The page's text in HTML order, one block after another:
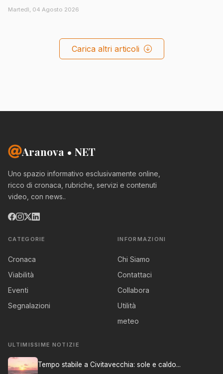
Martedì, 04 Agosto 2026
Carica altri articoli
Aranova • NET
Uno spazio informativo esclusivamente online,
ricco di cronaca, rubriche, servizi e contenuti
video, con news..
CATEGORIE
Cronaca
Viabilità
Eventi
Segnalazioni
INFORMAZIONI
Chi Siamo
Contattaci
Collabora
Utilità
meteo
ULTIMISSIME NOTIZIE
Tempo stabile a Civitavecchia: sole e caldo...